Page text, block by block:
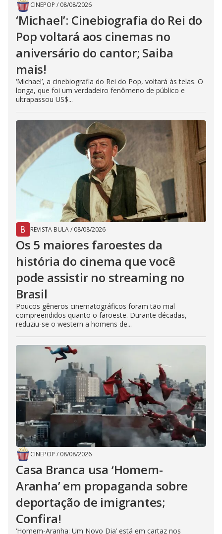
CINEPOP / 08/08/2026
‘Michael’: Cinebiografia do Rei do
Pop voltará aos cinemas no
aniversário do cantor; Saiba
mais!
‘Michael’, a cinebiografia do Rei do Pop, voltará às telas. O
longa, que foi um verdadeiro fenômeno de público e
ultrapassou US$...
REVISTA BULA/ 08/08/2026
Os 5 maiores faroestes da
história do cinema que você
pode assistir no streaming no
Brasil
Poucos gêneros cinematográficos foram tão mal
compreendidos quanto o faroeste. Durante décadas,
reduziu-se o western a homens de...
CINEPOP / 08/08/2026
Casa Branca usa ‘Homem-
Aranha’ em propaganda sobre
deportação de imigrantes;
Confira!
‘Homem-Aranha: Um Novo Dia’ está em cartaz nos